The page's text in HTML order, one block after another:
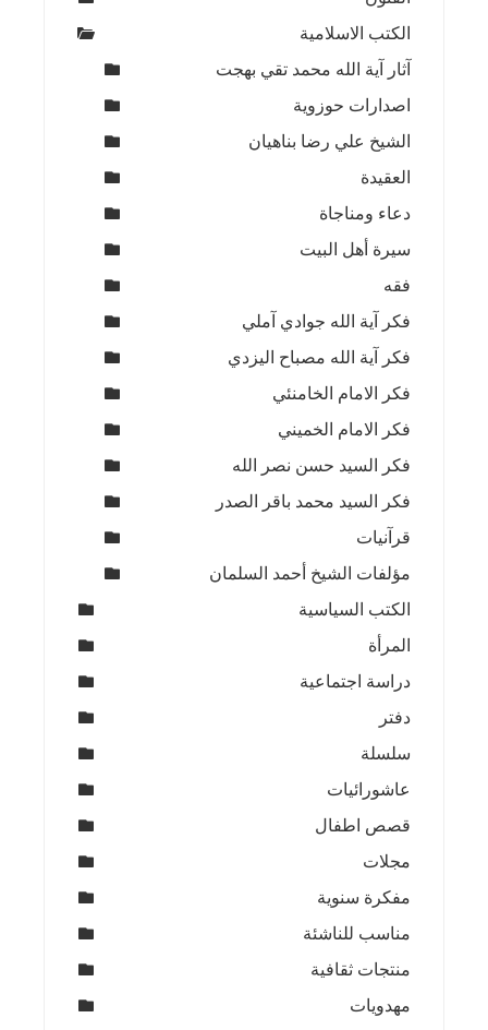
الكتب الاسلامية
آثار آية الله محمد تقي بهجت
اصدارات حوزوية
الشيخ علي رضا بناهيان
العقيدة
دعاء ومناجاة
سيرة أهل البيت
فقه
فكر آية الله جوادي آملي
فكر آية الله مصباح اليزدي
فكر الامام الخامنئي
فكر الامام الخميني
فكر السيد حسن نصر الله
فكر السيد محمد باقر الصدر
قرآنيات
مؤلفات الشيخ أحمد السلمان
الكتب السياسية
المرأة
دراسة اجتماعية
دفتر
سلسلة
عاشورائيات
قصص اطفال
مجلات
مفكرة سنوية
مناسب للناشئة
منتجات ثقافية
مهدويات